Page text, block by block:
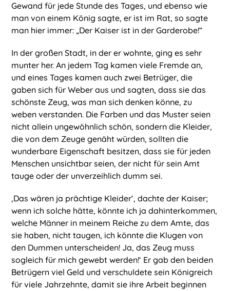
Gewand für jede Stunde des Tages, und ebenso wie
man von einem König sagte, er ist im Rat, so sagte
man hier immer: „Der Kaiser ist in der Garderobe!“
In der großen Stadt, in der er wohnte, ging es sehr
munter her. An jedem Tag kamen viele Fremde an,
und eines Tages kamen auch zwei Betrüger, die
gaben sich für Weber aus und sagten, dass sie das
schönste Zeug, was man sich denken könne, zu
weben verstanden. Die Farben und das Muster seien
nicht allein ungewöhnlich schön, sondern die Kleider,
die von dem Zeuge genäht würden, sollten die
wunderbare Eigenschaft besitzen, dass sie für jeden
Menschen unsichtbar seien, der nicht für sein Amt
tauge oder der unverzeihlich dumm sei.
‚Das wären ja prächtige Kleider‘, dachte der Kaiser;
wenn ich solche hätte, könnte ich ja dahinterkommen,
welche Männer in meinem Reiche zu dem Amte, das
sie haben, nicht taugen, ich könnte die Klugen von
den Dummen unterscheiden! Ja, das Zeug muss
sogleich für mich gewebt werden!‘ Er gab den beiden
Betrügern viel Geld und verschuldete sein Königreich
für viele Jahrzehnte, damit sie ihre Arbeit beginnen